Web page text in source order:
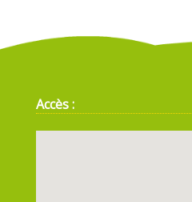
Accès :